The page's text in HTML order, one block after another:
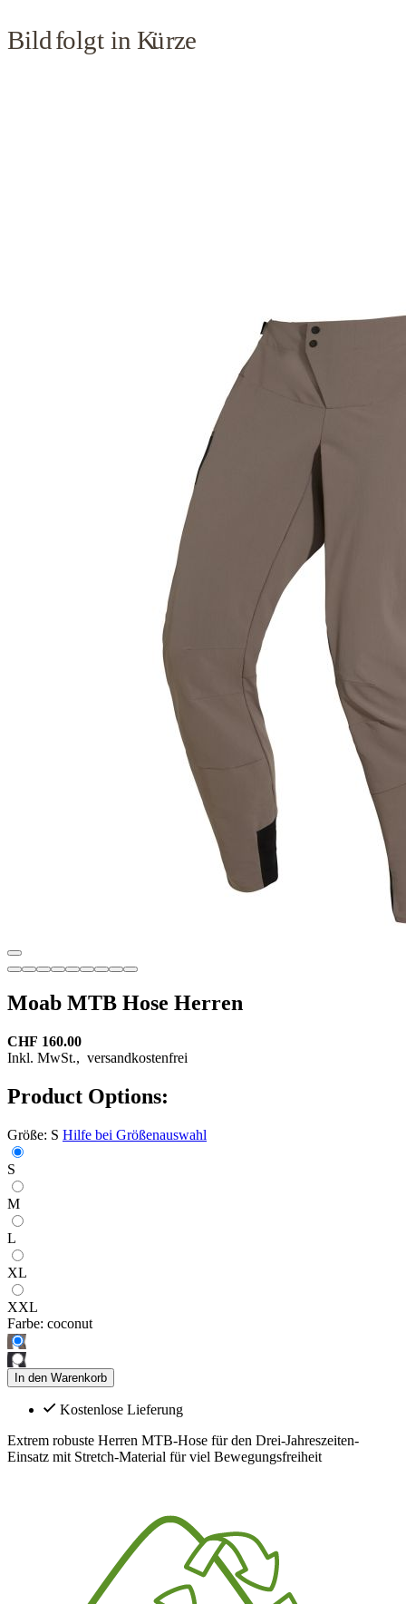
Moab MTB Hose Herren
CHF 160.00
Inkl. MwSt., versandkostenfrei
Product Options:
Größe: S Hilfe bei Größenauswahl
S
M
L
XL
XXL
Farbe: coconut
In den Warenkorb
Kostenlose Lieferung
Extrem robuste Herren MTB-Hose für den Drei-Jahreszeiten-
Einsatz mit Stretch-Material für viel Bewegungsfreiheit